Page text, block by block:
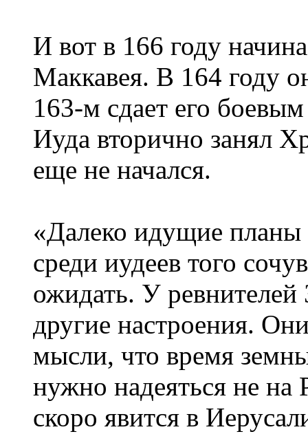
И вот в 166 году
Маккавея. В 164 году
163-м сдает его
Иуда вторично занял
еще не начался.
«Далеко идущие
среди иудеев того
ожидать. У ревнителей
другие настроения.
мысли, что время
нужно надеяться не
скоро явится в